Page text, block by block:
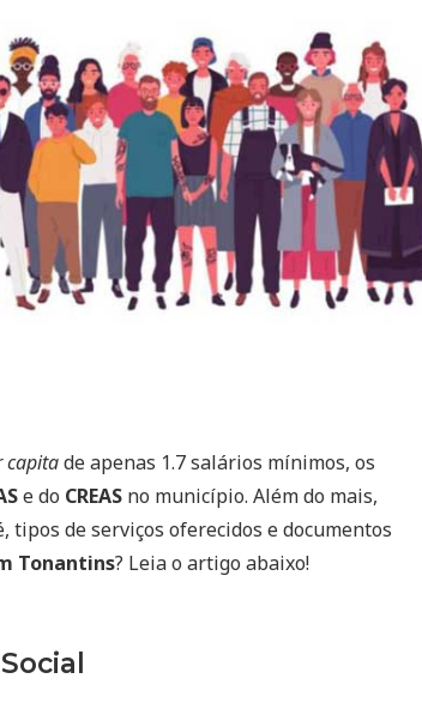
capitade apenas 1.7 salários mínimos, os
e do CREAS no município. Além do mais,
tipos de serviços oferecidos e documentos
Tonantins? Leia o artigo abaixo!